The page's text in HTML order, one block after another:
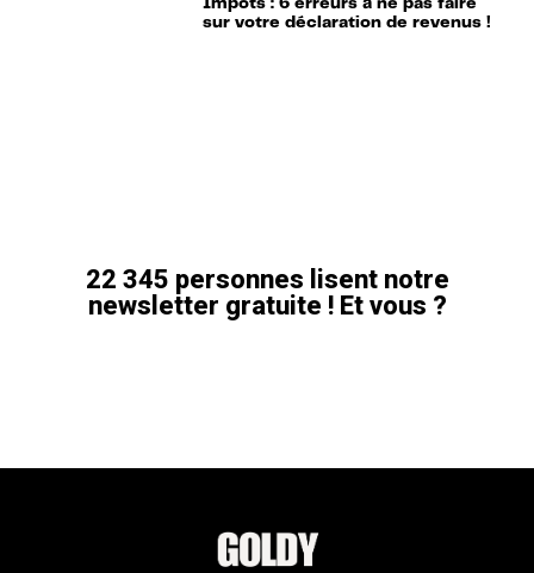
Impôts : 6 erreurs à ne pas faire
sur votre déclaration de revenus !
22 345 personnes lisent notre
newsletter gratuite ! Et vous ?